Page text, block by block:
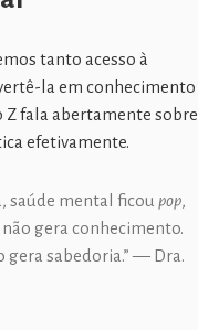
tanto acesso à
la em conhecimento
Z fala abertamente sobre
efetivamente.
saúde mental ficou pop,
gera conhecimento.
sabedoria.” — Dra.